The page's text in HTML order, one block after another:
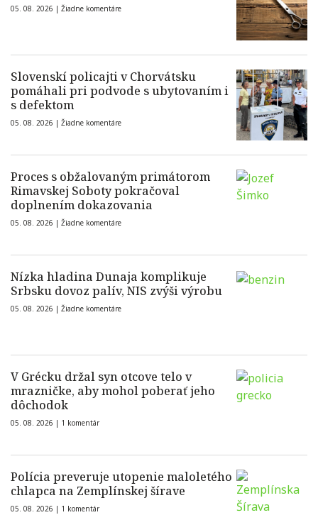
05. 08. 2026 | Žiadne komentáre
Slovenskí policajti v Chorvátsku
pomáhali pri podvode s ubytovaním i
s defektom
05. 08. 2026 | Žiadne komentáre
Proces s obžalovaným primátorom
Rimavskej Soboty pokračoval
doplnením dokazovania
05. 08. 2026 | Žiadne komentáre
Nízka hladina Dunaja komplikuje
Srbsku dovoz palív, NIS zvýši výrobu
05. 08. 2026 | Žiadne komentáre
V Grécku držal syn otcove telo v
mrazničke, aby mohol poberať jeho
dôchodok
05. 08. 2026 | 1 komentár
Polícia preveruje utopenie maloletého
chlapca na Zemplínskej šírave
05. 08. 2026 | 1 komentár